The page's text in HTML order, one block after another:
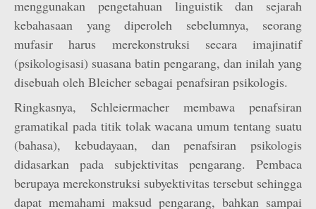
menggunakan pengetahuan linguistik dan sejarah
kebahasaan yang diperoleh sebelumnya, seorang
mufasir harus merekonstruksi secara imajinatif
(psikologisasi) suasana batin pengarang, dan inilah yang
disebuah oleh Bleicher sebagai penafsiran psikologis.
Ringkasnya, Schleiermacher membawa penafsiran
gramatikal pada titik tolak wacana umum tentang suatu
(bahasa), kebudayaan, dan penafsiran psikologis
didasarkan pada subjektivitas pengarang. Pembaca
berupaya merekonstruksi subyektivitas tersebut sehingga
dapat memahami maksud pengarang, bahkan sampai